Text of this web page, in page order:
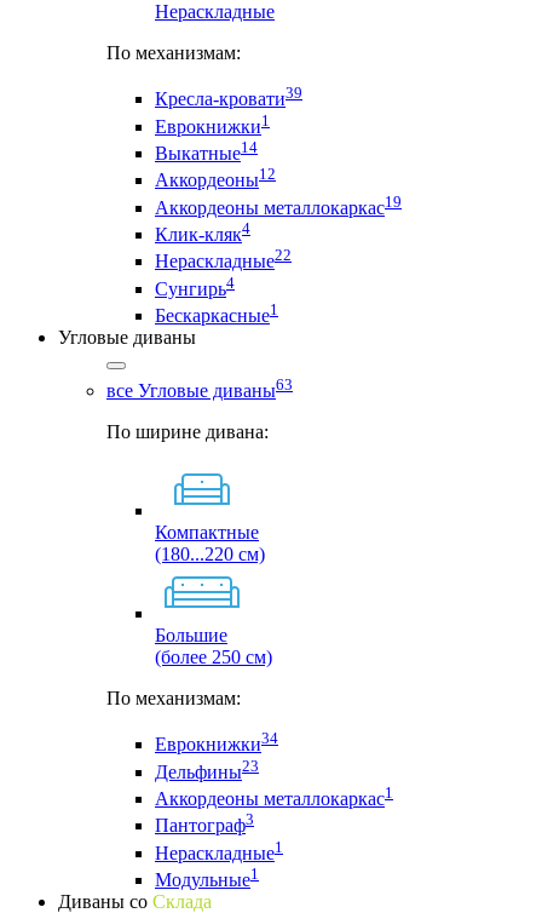
Нераскладные
По механизмам:
Кресла-кровати39
Еврокнижки1
Выкатные14
Аккордеоны12
Аккордеоны металлокаркас19
Клик-кляк4
Нераскладные22
Сунгирь4
Бескаркасные1
Угловые диваны
все Угловые диваны63
По ширине дивана:
Компактные
(180...220 см)
Большие
(более 250 см)
По механизмам:
Еврокнижки34
Дельфины23
Аккордеоны металлокаркас1
Пантограф3
Нераскладные1
Модульные1
Диваны со Склада